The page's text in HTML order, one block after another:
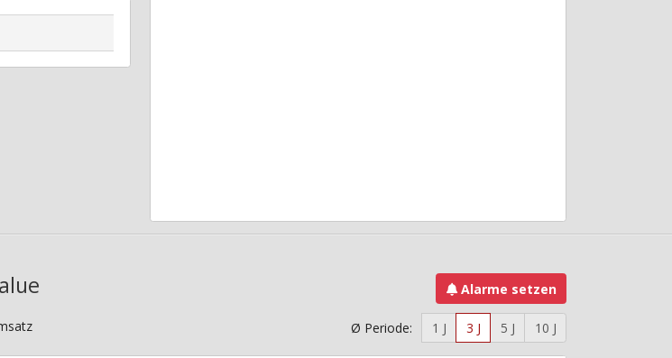
Alarme setzen
Ø Periode: 1 J 3 J 5 J 10 J